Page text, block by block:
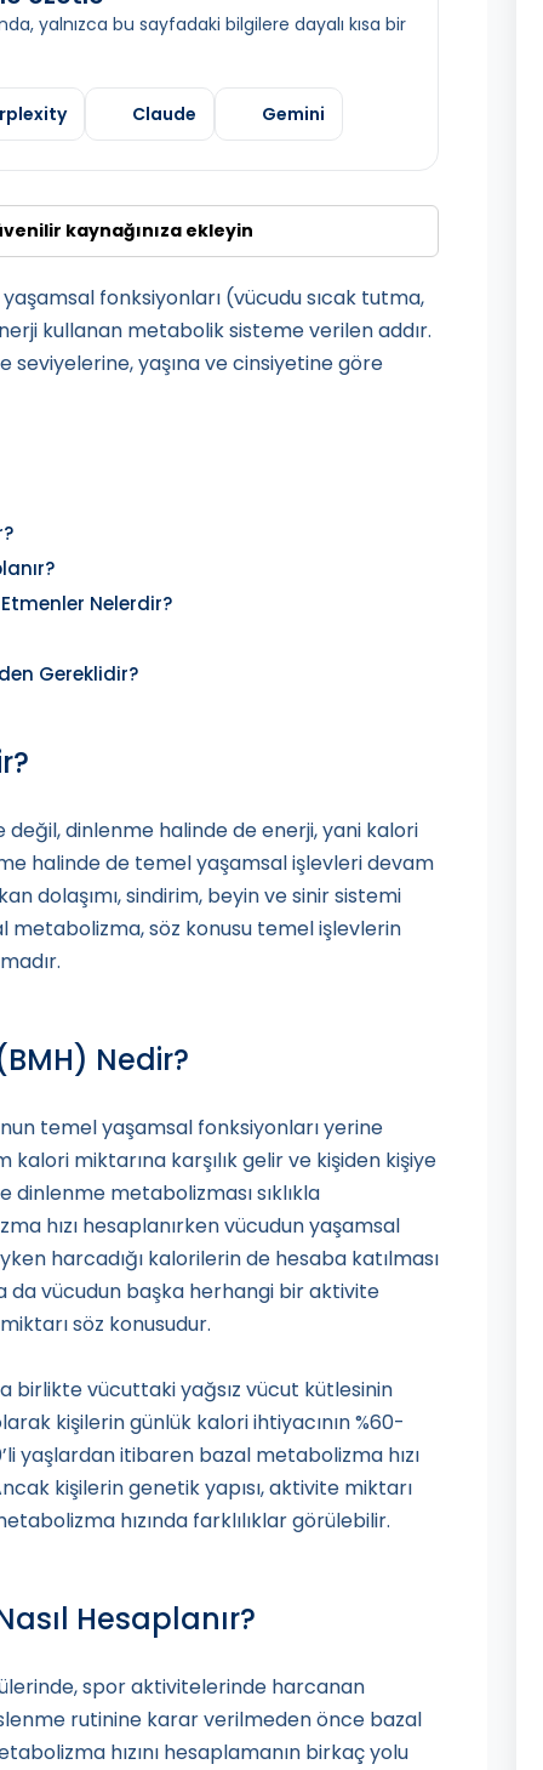
yalnızca bu sayfadaki bilgilere dayalı kısa bir
Claude Gemini
kaynağınıza ekleyin
fonksiyonları (vücudu sıcak tutma,
kullanan metabolik sisteme verilen addır.
seviyelerine, yaşına ve cinsiyetine göre
Nelerdir?
Gereklidir?
dinlenme halinde de enerji, yani kalori
halinde de temel yaşamsal işlevleri devam
dolaşımı, sindirim, beyin ve sinir sistemi
metabolizma, söz konusu temel işlevlerin
Nedir?
temel yaşamsal fonksiyonları yerine
miktarına karşılık gelir ve kişiden kişiye
dinlenme metabolizması sıklıkla
hızı hesaplanırken vücudun yaşamsal
harcadığı kalorilerin de hesaba katılması
vücudun başka herhangi bir aktivite
söz konusudur.
birlikte vücuttaki yağsız vücut kütlesinin
kişilerin günlük kalori ihtiyacının %60-
yaşlardan itibaren bazal metabolizma hızı
kişilerin genetik yapısı, aktivite miktarı
hızında farklılıklar görülebilir.
Hesaplanır?
spor aktivitelerinde harcanan
rutinine karar verilmeden önce bazal
hızını hesaplamanın birkaç yolu